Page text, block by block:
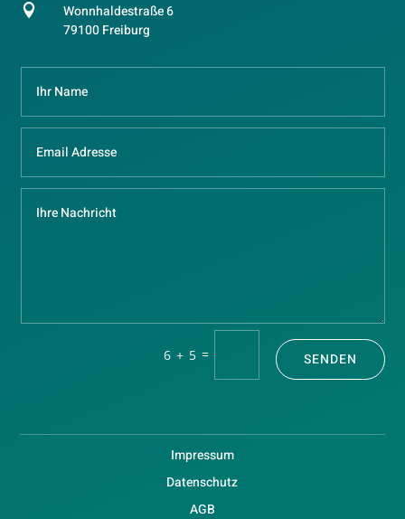

Wonnhaldestraße 6
79100 Freiburg
6 + 5 = SENDEN
Impressum
Datenschutz
AGB